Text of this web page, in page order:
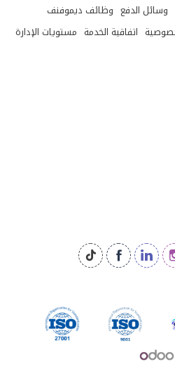
وسائل الدفع وظائف ديموفنف
اتفاقية الخدمة مستويات الإدارة